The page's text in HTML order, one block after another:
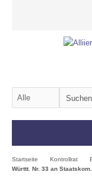
Startseite Kontrollrat
Württt. Nr. 33 an